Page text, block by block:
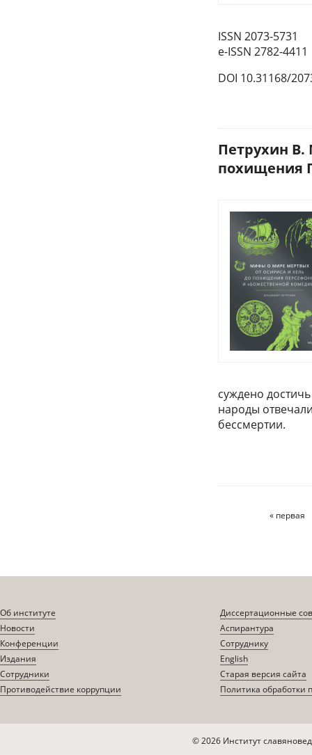
ISSN 2073-5731
e-ISSN 2782-4411
DOI 10.31168/
Петрухин
похищения
суждено
народы
бессмертии.
Страницы« первая
Об институте
Новости
Конференции
Издания
Сотрудники
Противодействие коррупции
Диссертационные
Аспирантура
Сотруднику
English
Старая версия сайта
Политика обработки
© 2026 Институт